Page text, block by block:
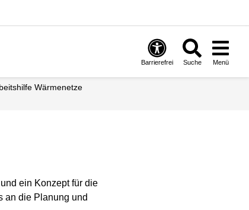
Barrierefrei Suche Menü
Wärmenetze
ein Konzept für die
an die Planung und